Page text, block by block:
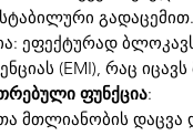
გადაცემით.
ეფექტურად
(EMI), რაც იცავს
ფუნქცია:
მთლიანობის დაცვა